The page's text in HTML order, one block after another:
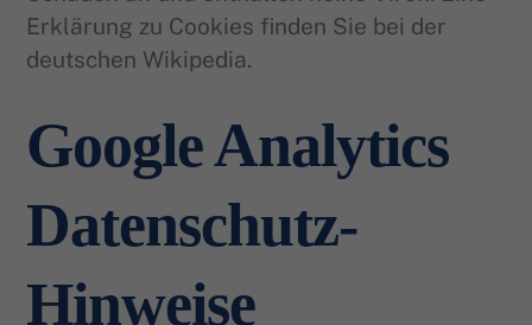
Erklärung zu Cookies finden Sie bei der
deutschen Wikipedia.
Google Analytics
Datenschutz-
Hinweise